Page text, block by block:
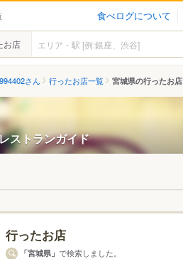
食べログについて
お店
さん 行ったお店一覧 宮城県の行ったお店
ストランガイド
エリアから探す
行ったお店
「宮城県」で検索しました。